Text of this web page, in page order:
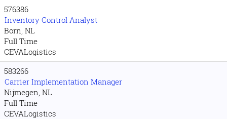
576386
Inventory Control Analyst
Born, NL
Full Time
CEVALogistics
583266
Carrier Implementation Manager
Nijmegen, NL
Full Time
CEVALogistics